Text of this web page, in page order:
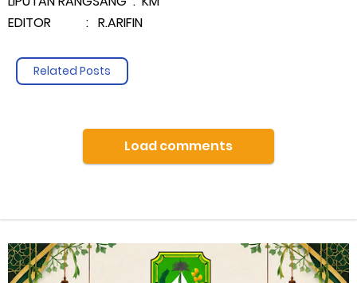
EDITOR : R.ARIFIN
Related Posts
Load comments